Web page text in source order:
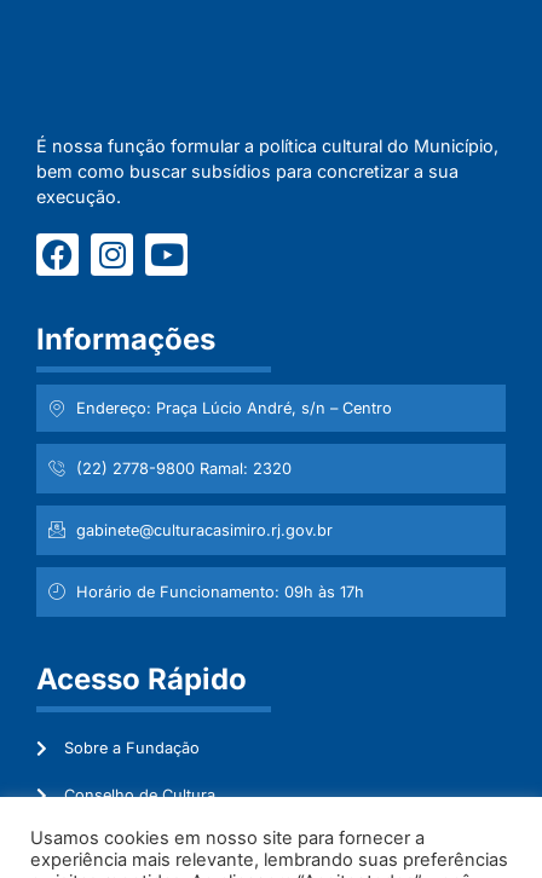
É nossa função formular a política cultural do Município,
bem como buscar subsídios para concretizar a sua
execução.
Informações
Endereço: Praça Lúcio André, s/n – Centro
(22) 2778-9800 Ramal: 2320
gabinete@culturacasimiro.rj.gov.br
Horário de Funcionamento: 09h às 17h
Acesso Rápido
Sobre a Fundação
Conselho de Cultura
Mapeamento Cultural
Usamos cookies em nosso site para fornecer a
experiência mais relevante, lembrando suas preferências